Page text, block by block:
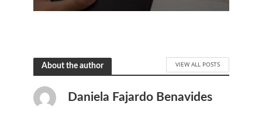
About the author VIEW ALL POSTS
Daniela Fajardo Benavides